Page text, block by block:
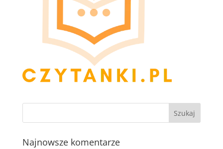
Najnowsze komentarze